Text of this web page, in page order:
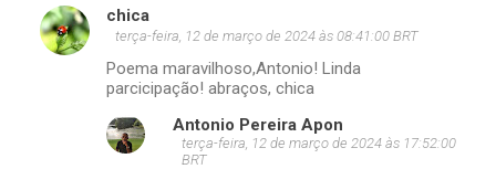
chica
terça-feira, 12 de março de 2024 às 08:41:00 BRT
Poema maravilhoso,Antonio! Linda
parcicipação! abraços, chica
Antonio Pereira Apon
terça-feira, 12 de março de 2024 às 17:52:00
BRT